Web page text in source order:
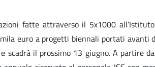
fatte attraverso il 5x1000 all’Istituto
euro a progetti biennali portati avanti
scadrà il prossimo 13 giugno. A partire